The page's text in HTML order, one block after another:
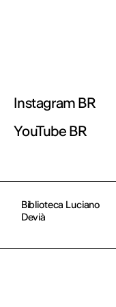
Instagram BR
YouTube BR
Biblioteca Luciano
Devià